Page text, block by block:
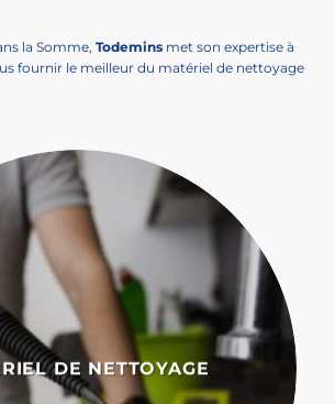
la Somme, Todemins met son expertise à
fournir le meilleur du matériel de nettoyage
DE NETTOYAGE